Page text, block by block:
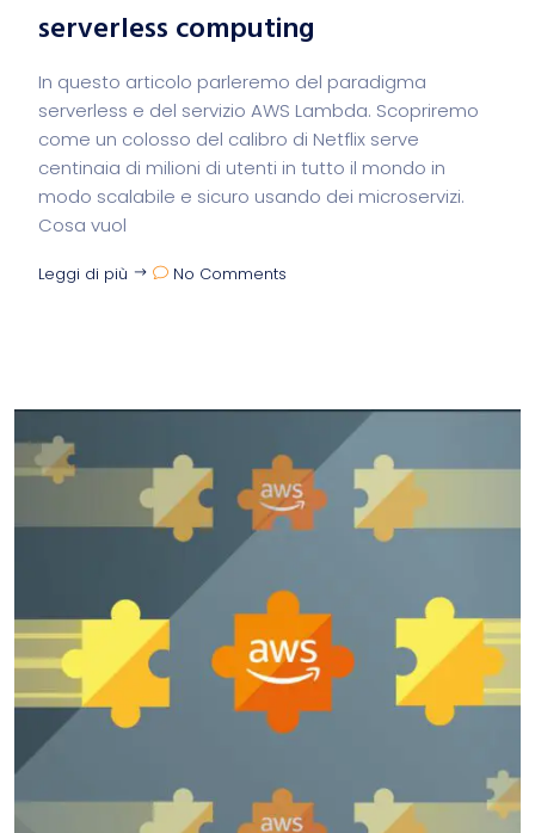
serverless computing
In questo articolo parleremo del paradigma
serverless e del servizio AWS Lambda. Scopriremo
come un colosso del calibro di Netflix serve
centinaia di milioni di utenti in tutto il mondo in
modo scalabile e sicuro usando dei microservizi.
Cosa vuol
Leggi di più No Comments